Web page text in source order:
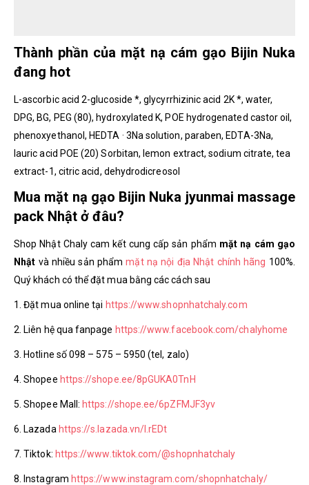
Thành phần của mặt nạ cám gạo Bijin Nuka
đang hot
L-ascorbic acid 2-glucoside *, glycyrrhizinic acid 2K *, water,
DPG, BG, PEG (80), hydroxylated K, POE hydrogenated castor oil,
phenoxyethanol, HEDTA · 3Na solution, paraben, EDTA-3Na,
lauric acid POE (20) Sorbitan, lemon extract, sodium citrate, tea
extract-1, citric acid, dehydrodicreosol
Mua mặt nạ gạo Bijin Nuka jyunmai massage
pack Nhật ở đâu?
Shop Nhật Chaly cam kết cung cấp sản phẩm mặt nạ cám gạo
Nhật và nhiều sản phẩmmặt nạ nội địa Nhật chính hãng 100%.
Quý khách có thể đặt mua bằng các cách sau
1. Đặt mua online tại https://www.shopnhatchaly.com
2. Liên hệ qua fanpage https://www.facebook.com/chalyhome
3. Hotline số 098 – 575 – 5950 (tel, zalo)
4. Shopee https://shope.ee/8pGUKA0TnH
5. Shopee Mall: https://shope.ee/6pZFMJF3yv
6. Lazada https://s.lazada.vn/l.rEDt
7. Tiktok: https://www.tiktok.com/@shopnhatchaly
8. Instagram https://www.instagram.com/shopnhatchaly/